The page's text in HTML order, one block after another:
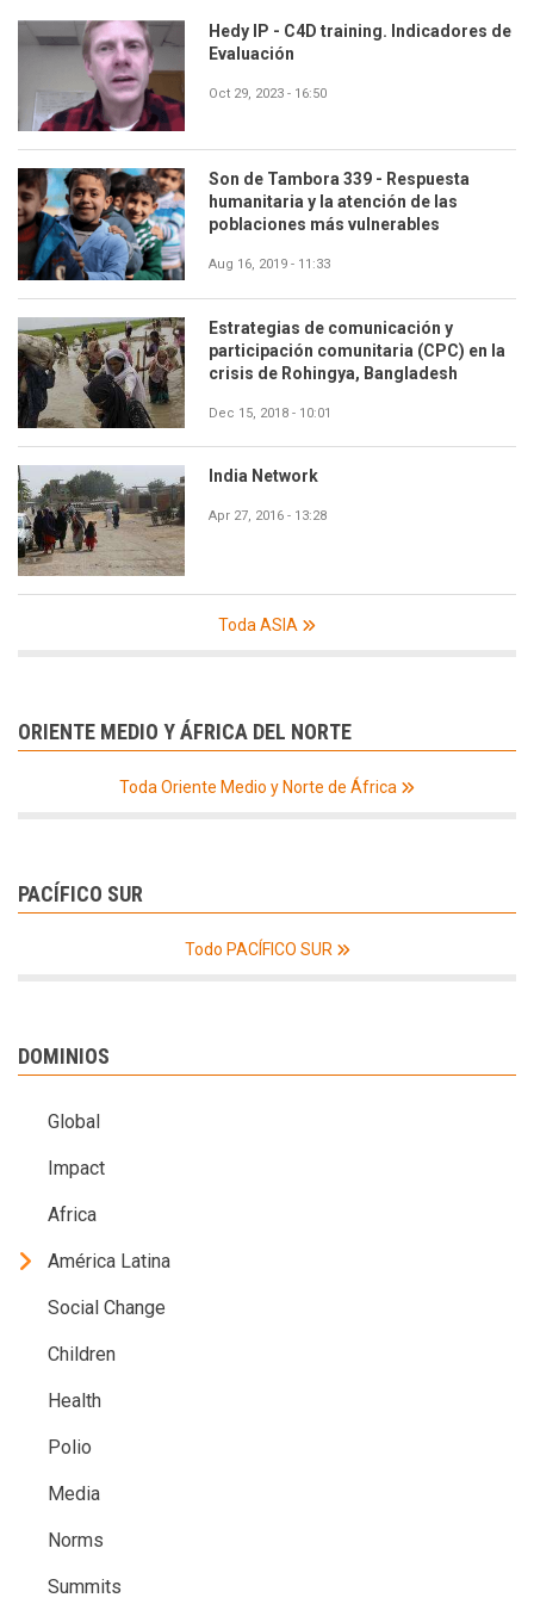
Hedy IP - C4D training. Indicadores de
Evaluación
Oct 29, 2023 - 16:50
Son de Tambora 339 - Respuesta
humanitaria y la atención de las
poblaciones más vulnerables
Aug 16, 2019 - 11:33
Estrategias de comunicación y
participación comunitaria (CPC) en la
crisis de Rohingya, Bangladesh
Dec 15, 2018 - 10:01
India Network
Apr 27, 2016 - 13:28
Toda ASIA
ORIENTE MEDIO Y ÁFRICA DEL NORTE
Toda Oriente Medio y Norte de África
PACÍFICO SUR
Todo PACÍFICO SUR
DOMINIOS
Global
Impact
Africa
América Latina
Social Change
Children
Health
Polio
Media
Norms
Summits